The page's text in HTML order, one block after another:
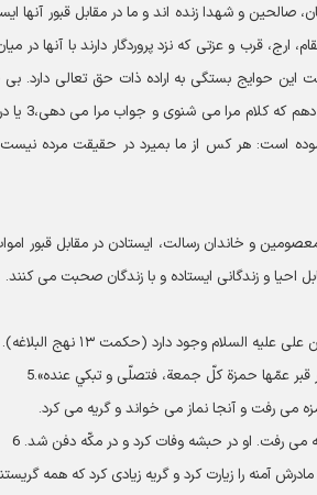
صالحين و شهدا زنده ‏اند و ما در مقابل قبور آن‏ها
قرب و عزتى كه نزد پروردگار دارند با آن‏ها در
اين حوايج بستگى به اراده ذات حق تعالى
فرموده است: هر كس از ما بميرد در حقيقت مرده
معصومين و خاندان رسالت، ايستادن در مقابل قبور
احيا و زندگانى ايستاده و با زندگان صحبت مى ‏كنند.
السلام وجود دارد (حكمت ۱۳ نهج البلاغه).
عمّها حمزة كلّ جمعة، فتصلّى و تبكي عنده».5
مى‏ رفت و آنجا نماز مى‏ خواند و گريه مى ‏كرد.
مى‏ رفت. او در حبشه وفات كرد و در مكّه دفن شد. 6
آمنه را زيارت كرد و گريه زيادى كرد كه همه